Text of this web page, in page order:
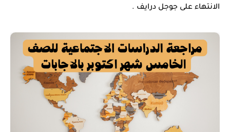
الانتهاء على جوجل درايف .